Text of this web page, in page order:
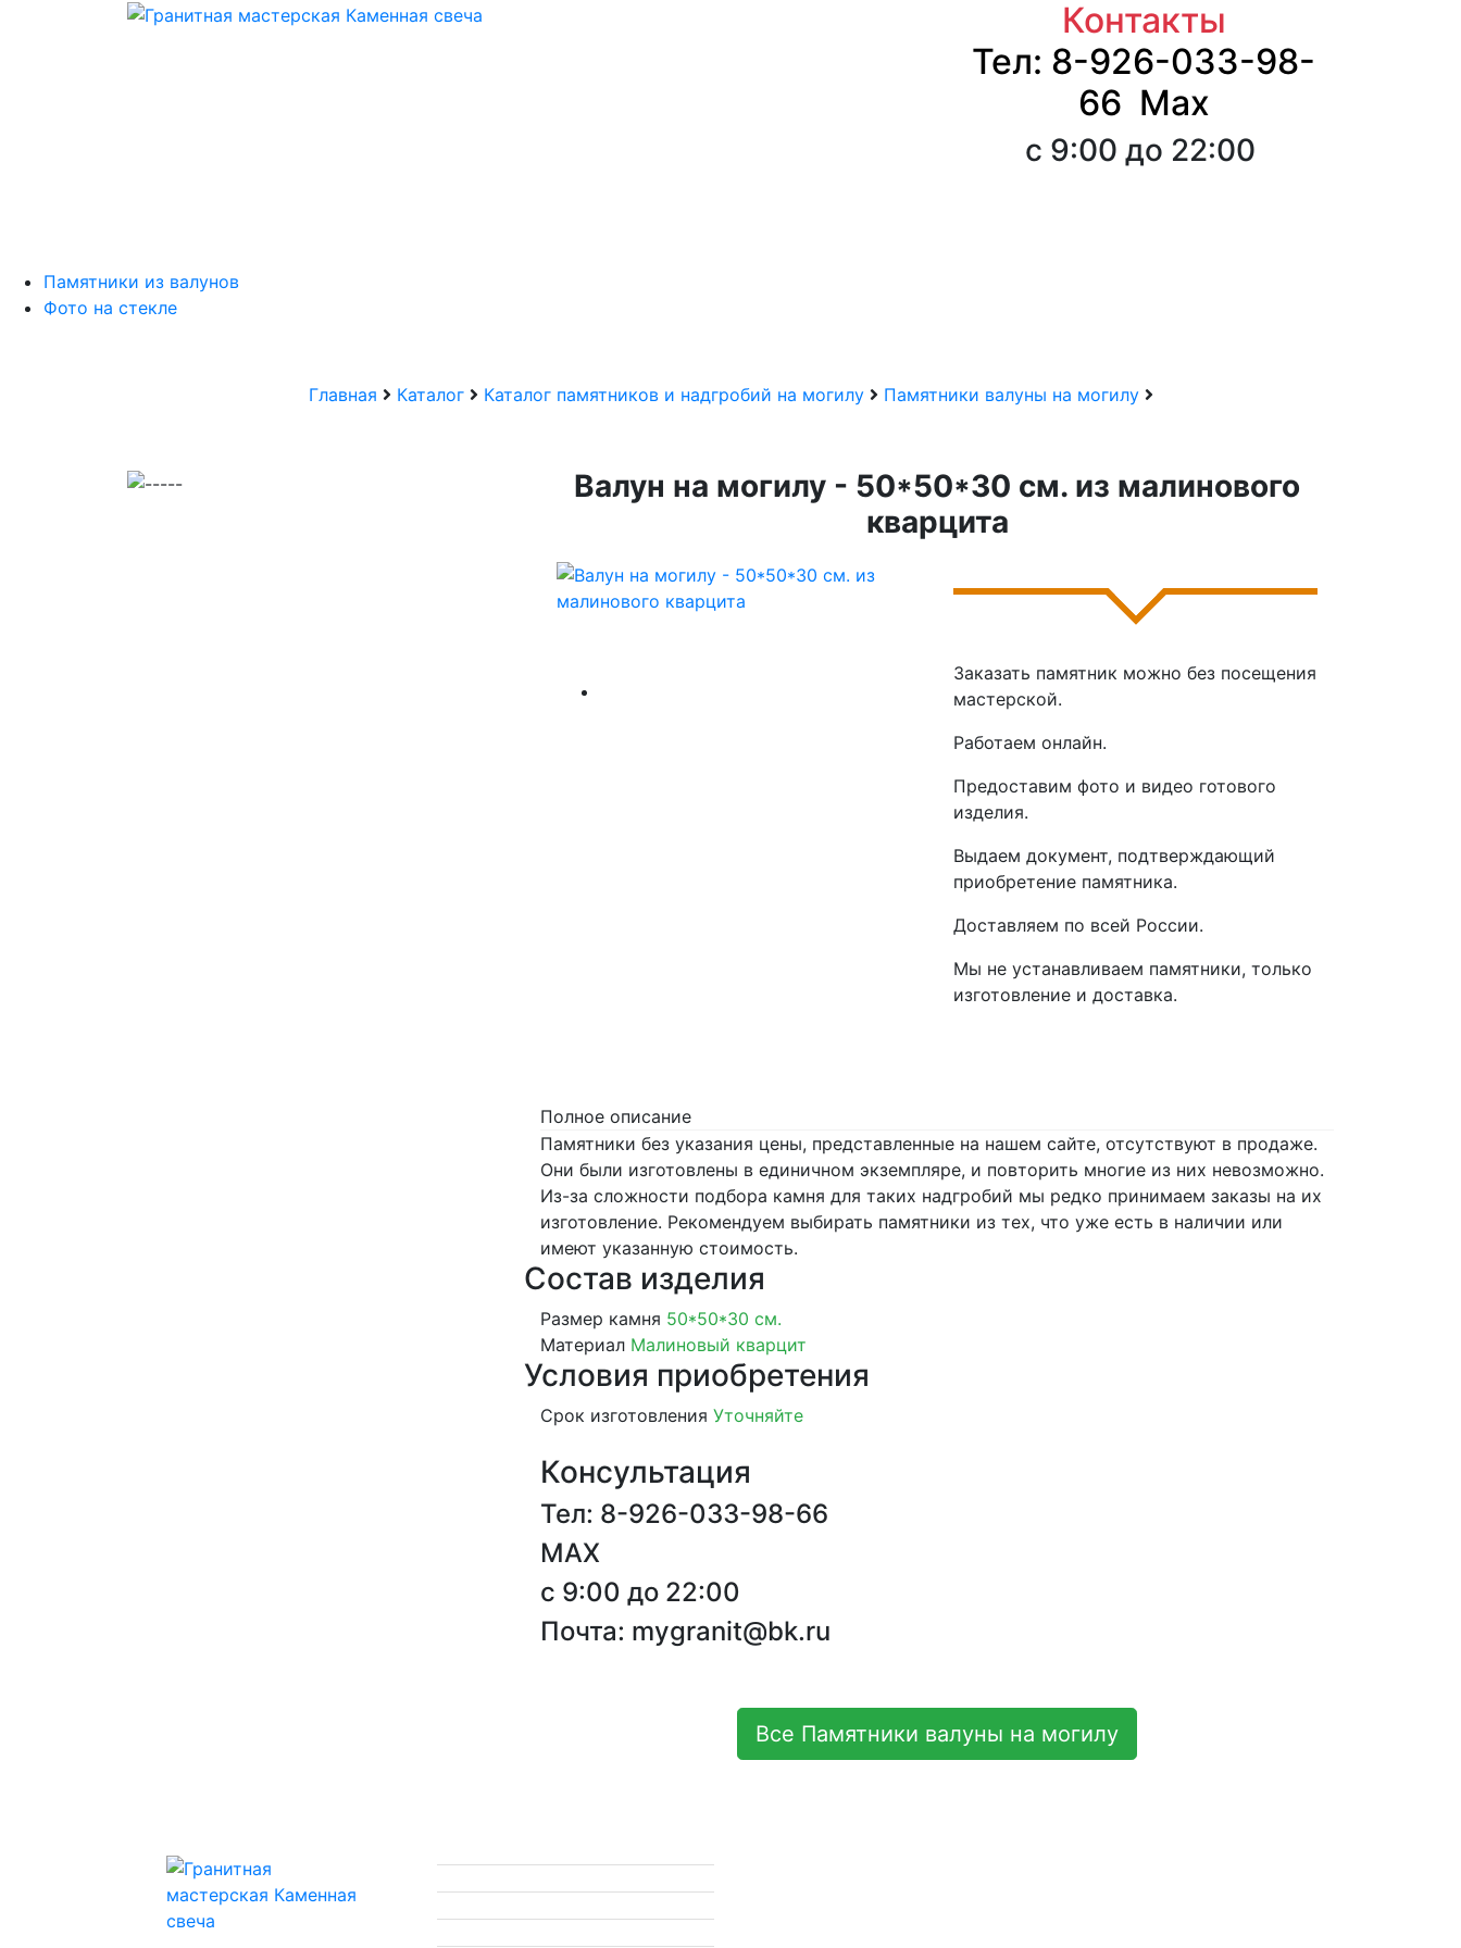
Контакты
Тел: 8-926-033-98-
66 Max
с 9:00 до 22:00
Памятники из валунов
Фото на стекле
Главная Каталог Каталог памятников и надгробий на могилу Памятники валуны на могилу
Валун на могилу - 50*50*30 см. из малинового
кварцита
Заказать памятник можно без посещения
мастерской.
Работаем онлайн.
Предоставим фото и видео готового
изделия.
Выдаем документ, подтверждающий
приобретение памятника.
Доставляем по всей России.
Мы не устанавливаем памятники, только
изготовление и доставка.
Полное описание
Памятники без указания цены, представленные на нашем сайте, отсутствуют в продаже.
Они были изготовлены в единичном экземпляре, и повторить многие из них невозможно.
Из-за сложности подбора камня для таких надгробий мы редко принимаем заказы на их
изготовление. Рекомендуем выбирать памятники из тех, что уже есть в наличии или
имеют указанную стоимость.
Состав изделия
Размер камня 50*50*30 см.
Материал Малиновый кварцит
Условия приобретения
Срок изготовления Уточняйте
Консультация
Тел: 8-926-033-98-66
MAX
с 9:00 до 22:00
Почта: mygranit@bk.ru
Все Памятники валуны на могилу